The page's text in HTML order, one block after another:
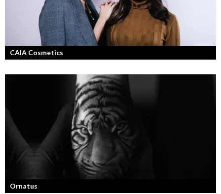
CAIA Cosmetics
Skönhet är bra självkänsla och ett vackert leende enligt grundarna av
det nya raketvarumärket inom smink: CAIA Cosmetics.
Ornatus